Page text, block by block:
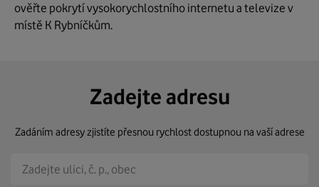
ověřte pokrytí vysokorychlostního internetu a televize v
místě K Rybníčkům.
Zadejte adresu
Zadáním adresy zjistíte přesnou rychlost dostupnou na vaší adrese